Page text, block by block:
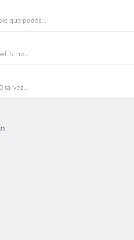
que podés...
Si no...
tal vez...